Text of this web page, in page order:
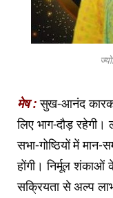
मेष :सुख-आनंद कारक
लिए भाग-दौड़ रहेगी।
सभा-गोष्ठियों में
होंगी। निर्मूल शंकाओं
सक्रियता से अल्प